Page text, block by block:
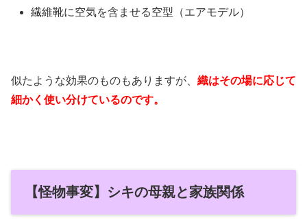
繊維靴に空気を含ませる空型（エアモデル）
似たような効果のものもありますが、 織はその場に応じて
細かく使い分けているのです。
【怪物事変】シキの母親と家族関係